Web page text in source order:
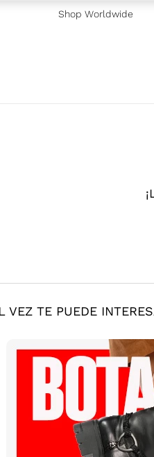
Shop Worldwide
— GRAN
VEZ TE PUEDE